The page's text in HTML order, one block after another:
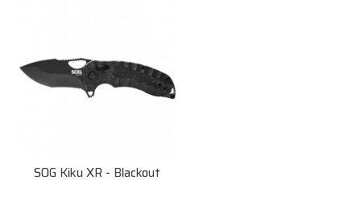
SOG Kiku XR - Blackout